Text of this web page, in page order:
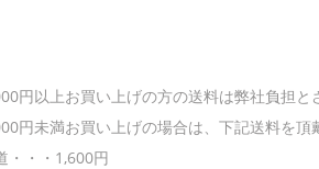
円以上お買い上げの方の送料は弊社負担と
円未満お買い上げの場合は、下記送料を頂
・・・1,600円